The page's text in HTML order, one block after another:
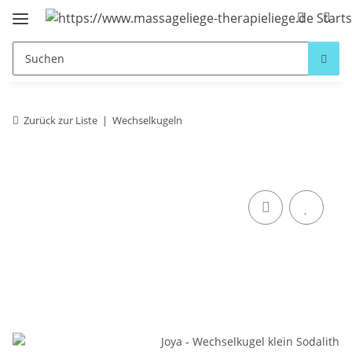
Zurück zur Liste Wechselkugeln